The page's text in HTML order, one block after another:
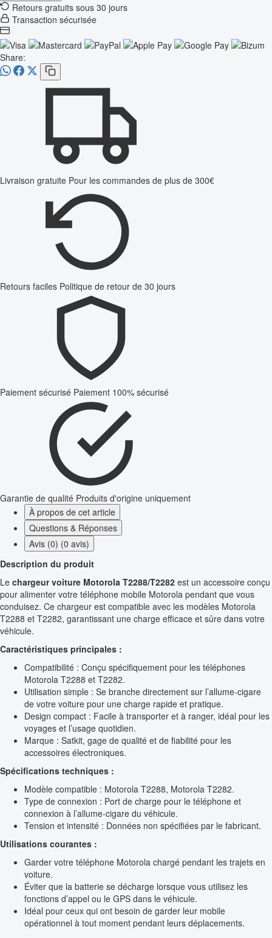
Retours gratuits sous 30 jours
Transaction sécurisée
Share:
Livraison gratuite Pour les commandes de plus de 300€
Retours faciles Politique de retour de 30 jours
Paiement sécurisé Paiement 100% sécurisé
Garantie de qualité Produits d'origine uniquement
À propos de cet article
Questions & Réponses
Avis (0) (0 avis)
Description du produit
Le chargeur voiture Motorola T2288/T2282 est un accessoire conçu
pour alimenter votre téléphone mobile Motorola pendant que vous
conduisez. Ce chargeur est compatible avec les modèles Motorola
T2288 et T2282, garantissant une charge efficace et sûre dans votre
véhicule.
Caractéristiques principales :
Compatibilité : Conçu spécifiquement pour les téléphones
Motorola T2288 et T2282.
Utilisation simple : Se branche directement sur l’allume-cigare
de votre voiture pour une charge rapide et pratique.
Design compact : Facile à transporter et à ranger, idéal pour les
voyages et l’usage quotidien.
Marque : Satkit, gage de qualité et de fiabilité pour les
accessoires électroniques.
Spécifications techniques :
Modèle compatible : Motorola T2288, Motorola T2282.
Type de connexion : Port de charge pour le téléphone et
connexion à l’allume-cigare du véhicule.
Tension et intensité : Données non spécifiées par le fabricant.
Utilisations courantes :
Garder votre téléphone Motorola chargé pendant les trajets en
voiture.
Éviter que la batterie se décharge lorsque vous utilisez les
fonctions d’appel ou le GPS dans le véhicule.
Idéal pour ceux qui ont besoin de garder leur mobile
opérationnel à tout moment pendant leurs déplacements.